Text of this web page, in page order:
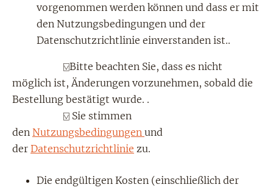
vorgenommen werden können und dass er mit
den Nutzungsbedingungen und der
Datenschutzrichtlinie einverstanden ist..
⍌Bitte beachten Sie, dass es nicht
möglich ist, Änderungen vorzunehmen, sobald die
Bestellung bestätigt wurde. .
⍌ Sie stimmen
den Nutzungsbedingungen und
der Datenschutzrichtlinie zu.
Die endgültigen Kosten (einschließlich der